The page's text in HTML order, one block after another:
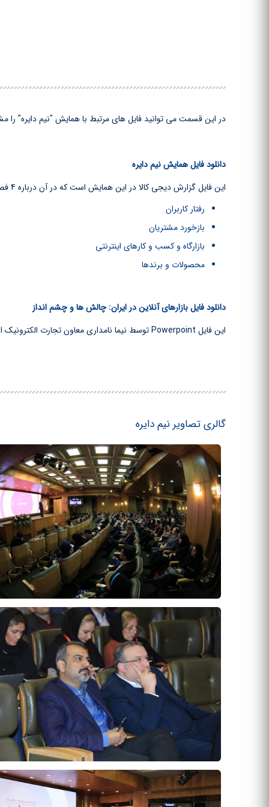
در این قسمت می توانید فایل های مرتبط با همایش "نیم دایره" را
دانلود فایل همایش نیم دایره
این فایل گزارش دیجی کالا در این همایش است که در آن درباره 4 فصل زیر صحبت می شود:
رفتار کاربران
بازخورد مشتریان
بازارگاه و کسب و کارهای اینترنتی
محصولات و برندها
دانلود فایل بازارهای آنلاین در ایران: چالش ها و چشم انداز
این فایل Powerpoint توسط نیما نامداری معاون تجارت الکترونیک ارتباط فردا در این همایش ارائه شده است.
گالری تصاویر نیم دایره